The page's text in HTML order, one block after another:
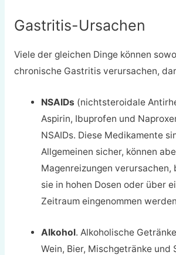
Gastritis-Ursachen
Viele der gleichen Dinge können
chronische Gastritis verursachen,
NSAIDs (nichtsteroidale
Aspirin, Ibuprofen und
NSAIDs. Diese Medikamente
Allgemeinen sicher, können
Magenreizungen verursachen,
sie in hohen Dosen oder über
Zeitraum eingenommen
Alkohol. Alkoholische
Wein, Bier, Mischgetränke und